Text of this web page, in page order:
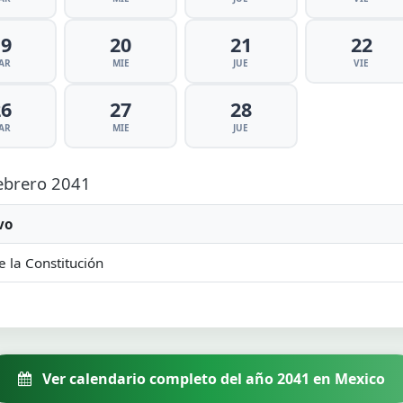
20
MIE
21
JUE
22
VIE
27
MIE
28
JUE
2041
la Constitución
Ver calendario completo del año 2041 en Mexico